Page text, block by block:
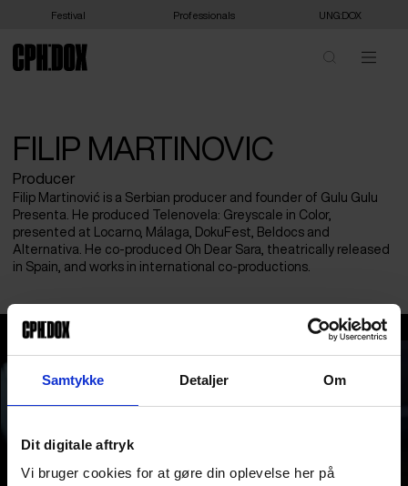
Samtykke Detaljer Om
Dit digitale aftryk
Vi bruger cookies for at gøre din oplevelse her på
Festival Professionals UNG:DOX
FILIP MARTINOVIC
Producer
Filip Martinović is a Serbian producer and founder of Gulu Gulu
Presenta. He produced Telenovela: Greyscale in Color,
presented at Locarno, Málaga, DokuFest, Beldocs and
Alternativa. He co-produced Oh Dear Sara, theatrically released
in Spain, and works in international co-productions.
Filip Martinovic